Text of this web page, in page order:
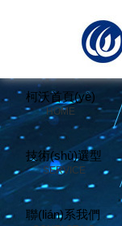
柯沃首頁(yè)
HOME
技術(shù)選型
SERVICE
聯(lián)系我們